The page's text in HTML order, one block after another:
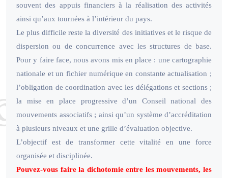
souvent des appuis financiers à la réalisation des activités
ainsi qu’aux tournées à l’intérieur du pays.
Le plus difficile reste la diversité des initiatives et le risque de
dispersion ou de concurrence avec les structures de base.
Pour y faire face, nous avons mis en place : une cartographie
nationale et un fichier numérique en constante actualisation ;
l’obligation de coordination avec les délégations et sections ;
la mise en place progressive d’un Conseil national des
mouvements associatifs ; ainsi qu’un système d’accréditation
à plusieurs niveaux et une grille d’évaluation objective.
L’objectif est de transformer cette vitalité en une force
organisée et disciplinée.
Pouvez-vous faire la dichotomie entre les mouvements, les